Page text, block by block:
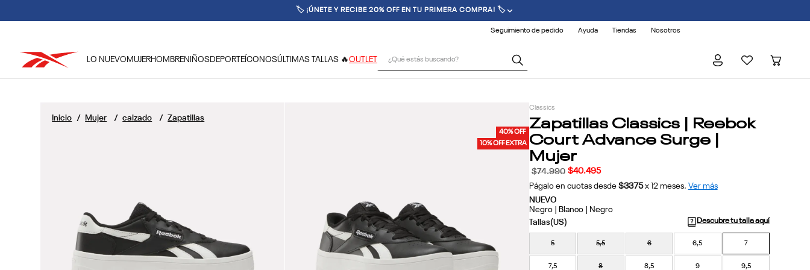
🚚 ENVÍO GRATIS POR COMPRAS SUPERIORES A $70.000 🚚
Seguimiento de pedido Ayuda Tiendas Nosotros
LO NUEVO MUJERHOMBRENIÑOSDEPORTE ÍCONOSÚLTIMAS TALLAS 🔥OUTLET
40% OFF
10% OFF EXTRA
Mujer calzado Zapatillas
Classics
Zapatillas Classics | Reebok
Court Advance Surge |
Mujer
$74.990 $40.495
Págalo en cuotas desde $3375 x 12meses. Ver más
NUEVO
Negro | Blanco | Negro
Descubre tu talla aquí
5 5,5 6 6,5 7
7,5 8 8,5 9 9,5
2.
club c
6.
nano 4
classic